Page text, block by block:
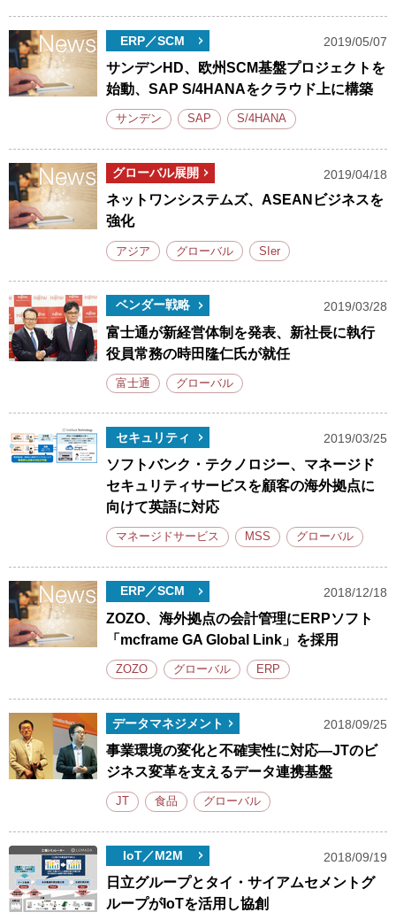
ERP／SCM 2019/05/07
サンデンHD、欧州SCM基盤プロジェクトを
始動、SAP S/4HANAをクラウド上に構築
サンデン SAP S/4HANA
グローバル展開 2019/04/18
ネットワンシステムズ、ASEANビジネスを
強化
アジア グローバル SIer
ベンダー戦略 2019/03/28
富士通が新経営体制を発表、新社長に執行
役員常務の時田隆仁氏が就任
富士通 グローバル
セキュリティ 2019/03/25
ソフトバンク・テクノロジー、マネージド
セキュリティサービスを顧客の海外拠点に
向けて英語に対応
マネージドサービス MSS グローバル
ERP／SCM 2018/12/18
ZOZO、海外拠点の会計管理にERPソフト
「mcframe GA Global Link」を採用
ZOZO グローバル ERP
データマネジメント 2018/09/25
事業環境の変化と不確実性に対応―JTのビ
ジネス変革を支えるデータ連携基盤
JT 食品 グローバル
IoT／M2M 2018/09/19
日立グループとタイ・サイアムセメントグ
ループがIoTを活用し協創